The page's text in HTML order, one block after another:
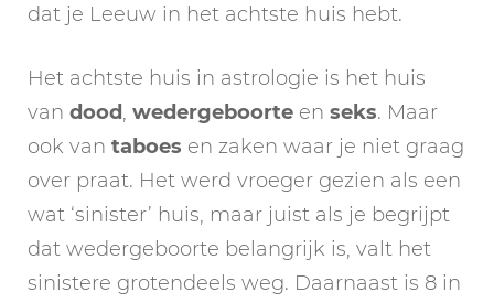
dat je Leeuw in het achtste huis hebt.
Het achtste huis in astrologie is het huis
van dood, wedergeboorte en seks. Maar
ook van taboes en zaken waar je niet graag
over praat. Het werd vroeger gezien als een
wat ‘sinister’ huis, maar juist als je begrijpt
dat wedergeboorte belangrijk is, valt het
sinistere grotendeels weg. Daarnaast is 8 in